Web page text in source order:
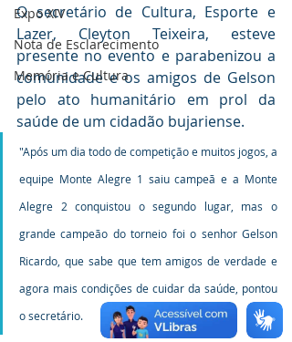
Expo XIV
Nota de Esclarecimento
Memória e Cultura
O secretário de Cultura, Esporte e
Lazer, Cleyton Teixeira, esteve
presente no evento e parabenizou a
comunidade e os amigos de Gelson
pelo ato humanitário em prol da
saúde de um cidadão bujariense.
"Após um dia todo de competição e muitos jogos, a
equipe Monte Alegre 1 saiu campeã e a Monte
Alegre 2 conquistou o segundo lugar, mas o
grande campeão do torneio foi o senhor Gelson
Ricardo, que sabe que tem amigos de verdade e
agora mais condições de cuidar da saúde, pontou
o secretário.